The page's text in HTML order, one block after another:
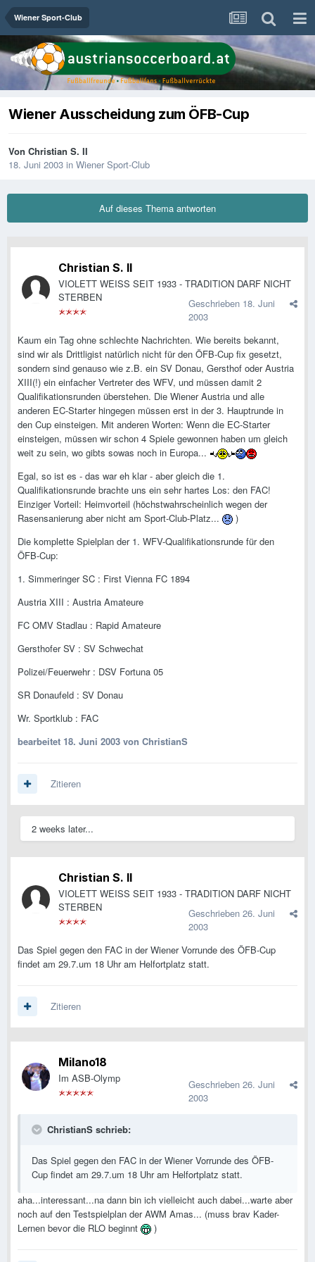
Wiener Sport-Club
Wiener Ausscheidung zum ÖFB-Cup
Von Christian S. II
18. Juni 2003 in Wiener Sport-Club
Auf dieses Thema antworten
Christian S. II
VIOLETT WEISS SEIT 1933 - TRADITION DARF NICHT
STERBEN
Geschrieben 18. Juni
2003
Kaum ein Tag ohne schlechte Nachrichten. Wie bereits bekannt,
sind wir als Drittligist natürlich nicht für den ÖFB-Cup fix gesetzt,
sondern sind genauso wie z.B. ein SV Donau, Gersthof oder Austria
XIII(!) ein einfacher Vertreter des WFV, und müssen damit 2
Qualifikationsrunden überstehen. Die Wiener Austria und alle
anderen EC-Starter hingegen müssen erst in der 3. Hauptrunde in
den Cup einsteigen. Mit anderen Worten: Wenn die EC-Starter
einsteigen, müssen wir schon 4 Spiele gewonnen haben um gleich
weit zu sein, wo gibts sowas noch in Europa...
Egal, so ist es - das war eh klar - aber gleich die 1.
Qualifikationsrunde brachte uns ein sehr hartes Los: den FAC!
Einziger Vorteil: Heimvorteil (höchstwahrscheinlich wegen der
Rasensanierung aber nicht am Sport-Club-Platz...
)
Die komplette Spielplan der 1. WFV-Qualifikationsrunde für den
ÖFB-Cup:
1. Simmeringer SC : First Vienna FC 1894
Austria XIII : Austria Amateure
FC OMV Stadlau : Rapid Amateure
Gersthofer SV : SV Schwechat
Polizei/Feuerwehr : DSV Fortuna 05
SR Donaufeld : SV Donau
Wr. Sportklub : FAC
bearbeitet 18. Juni 2003 von ChristianS
Zitieren
2 weeks later...
Christian S. II
VIOLETT WEISS SEIT 1933 - TRADITION DARF NICHT
STERBEN
Geschrieben 26. Juni
2003
Das Spiel gegen den FAC in der Wiener Vorrunde des ÖFB-Cup
findet am 29.7.um 18 Uhr am Helfortplatz statt.
Zitieren
Milano18
Im ASB-Olymp Geschrieben 26. Juni
2003
ChristianS schrieb:
Das Spiel gegen den FAC in der Wiener Vorrunde des ÖFB-
Cup findet am 29.7.um 18 Uhr am Helfortplatz statt.
aha...interessant...na dann bin ich vielleicht auch dabei...warte aber
noch auf den Testspielplan der AWM Amas... (muss brav Kader-
Lernen bevor die RLO beginnt
)